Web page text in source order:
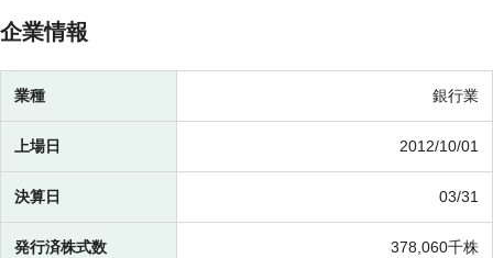
企業情報
業種 銀行業
上場日 2012/10/01
決算日 03/31
発行済株式数 378,060千株